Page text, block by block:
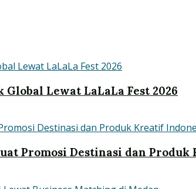
Lewat LaLaLa Fest 2026
Promosi Destinasi dan